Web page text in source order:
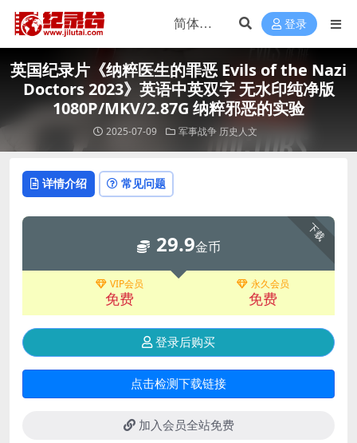
登录
英国纪录片《纳粹医生的罪恶 Evils of the Nazi
Doctors 2023》英语中英双字 无水印纯净版
1080P/MKV/2.87G 纳粹邪恶的实验
2025-07-09 军事战争 历史人文
详情介绍 常见问题
下载
29.9金币
VIP会员
免费
永久会员
免费
登录后购买
点击检测下载链接
加入会员全站免费